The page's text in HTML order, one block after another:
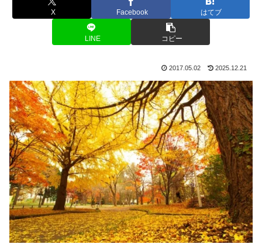
X Facebook はてブ
LINE コピー
2017.05.02 2025.12.21